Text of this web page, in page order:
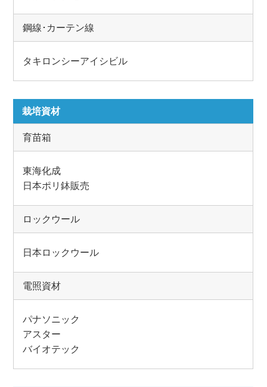
鋼線･カーテン線
タキロンシーアイシビル
栽培資材
育苗箱
東海化成
日本ポリ鉢販売
ロックウール
日本ロックウール
電照資材
パナソニック
アスター
バイオテック